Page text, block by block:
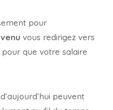
pour
vous redirigez vers
que votre salaire
peuvent